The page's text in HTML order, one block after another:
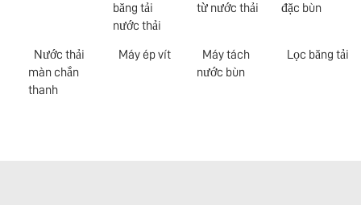
băng tải
nước thải
từ nước thải
đặc bùn
Nước thải
màn chắn
thanh
Máy ép vít
Máy tách
nước bùn
Lọc băng tải